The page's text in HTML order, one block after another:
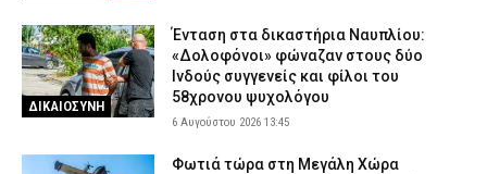
ΔΙΚΑΙΟΣΥΝΗ
Ένταση στα δικαστήρια Ναυπλίου:
«Δολοφόνοι» φώναζαν στους δύο
Ινδούς συγγενείς και φίλοι του
58χρονου ψυχολόγου
6 Αυγούστου 2026 13:45
Φωτιά τώρα στη Μεγάλη Χώρα